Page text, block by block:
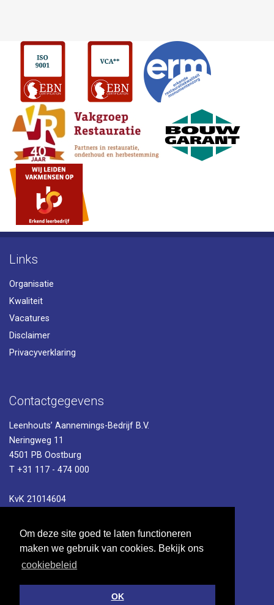
Om deze site goed te laten functioneren
maken we gebruik van cookies. Bekijk ons
cookiebeleid
OK
Links
Organisatie
Kwaliteit
Vacatures
Disclaimer
Privacyverklaring
Contactgegevens
Leenhouts’ Aannemings-Bedrijf B.V.
Neringweg 11
4501 PB Oostburg
T +31 117 - 474 000
KvK 21014604